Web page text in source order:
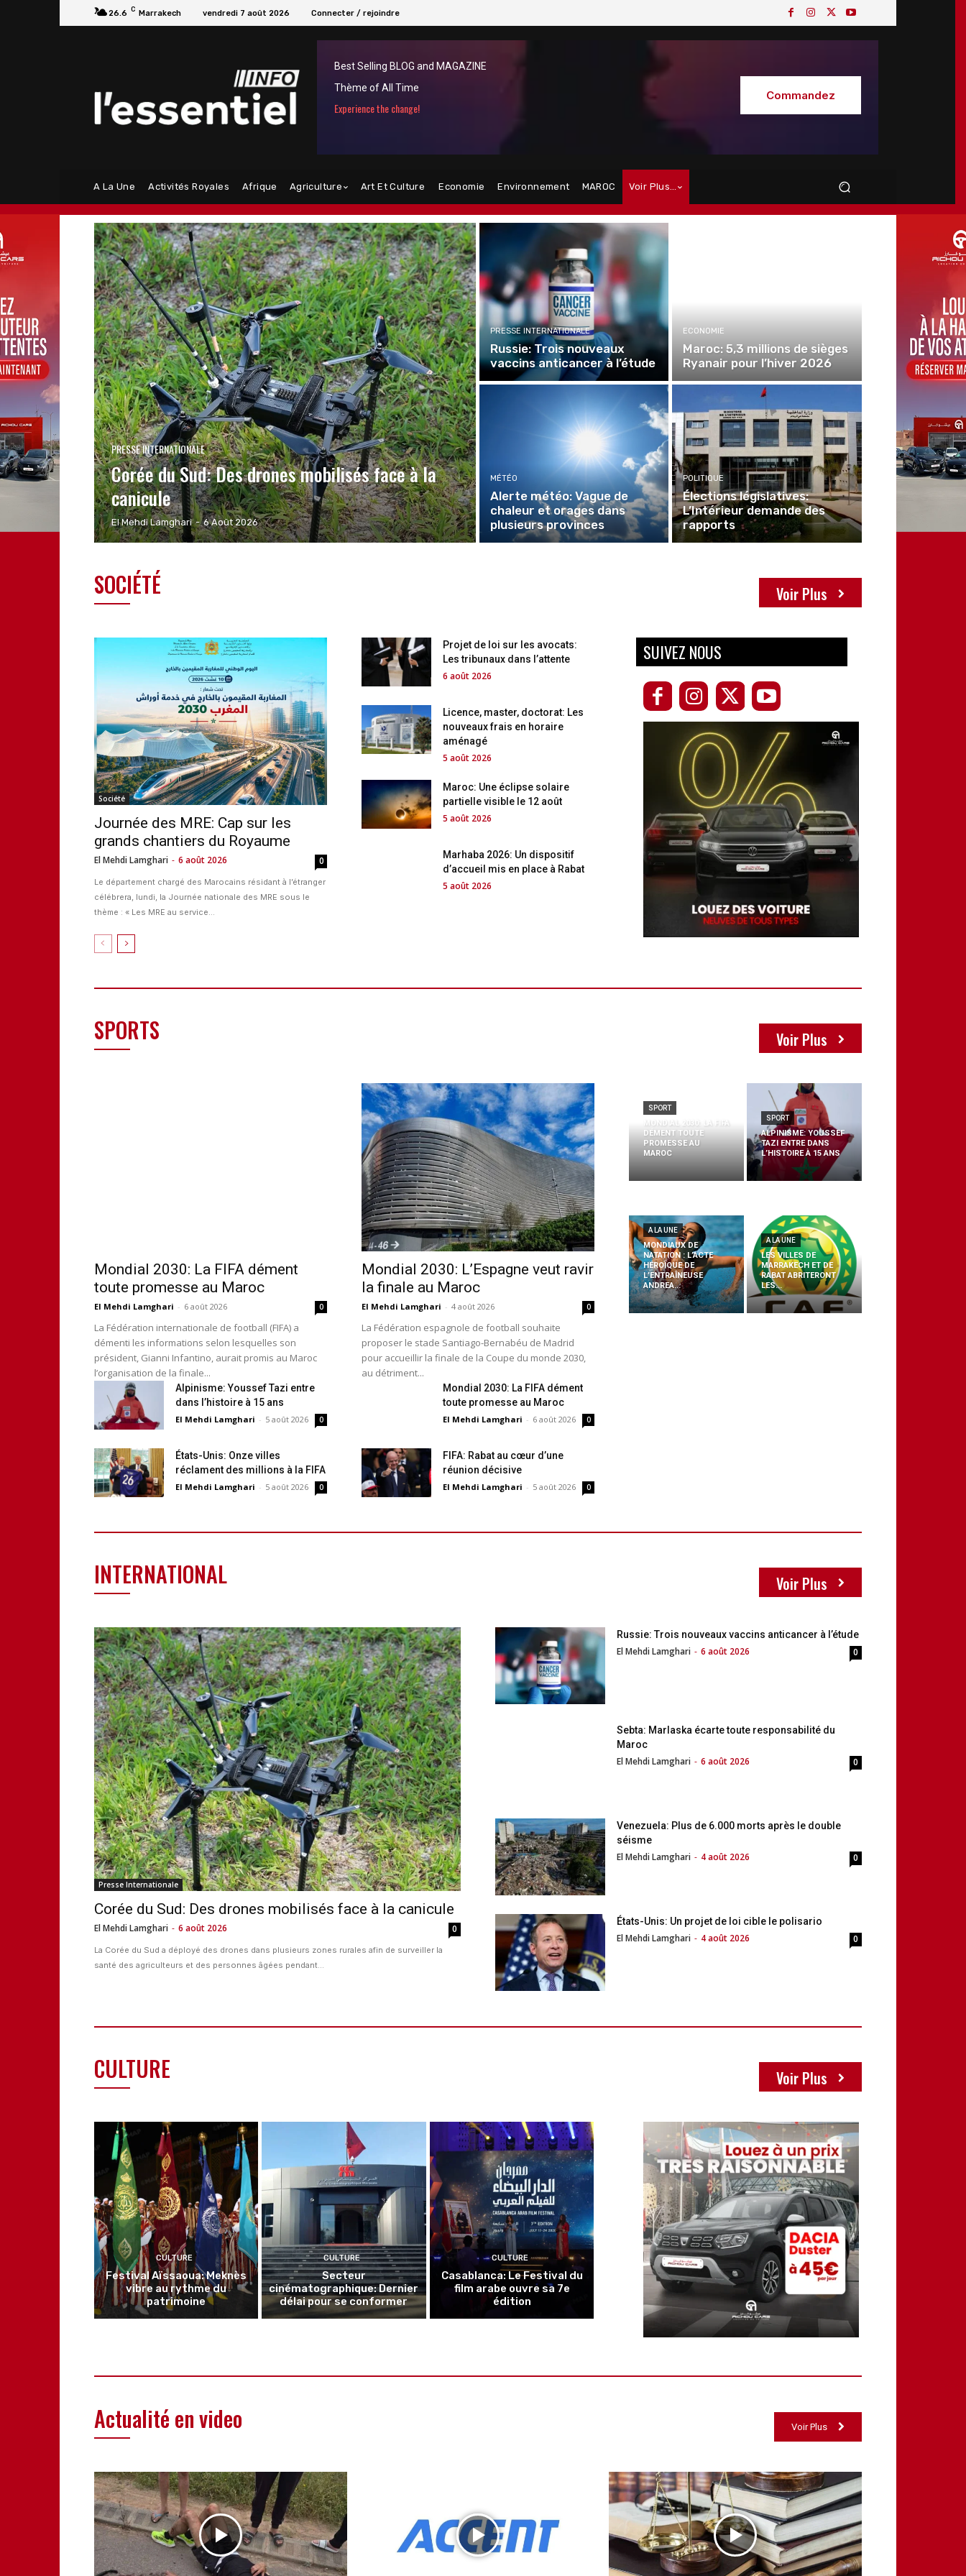
26.6 C Marrakech vendredi 7 août 2026 Connecter / rejoindre
Best Selling BLOG and MAGAZINE
Thème of All Time
Experience the change!
Commandez
A La Une Activités Royales Afrique Agriculture Art Et Culture Economie Environnement MAROC Voir Plus…
PRESSE INTERNATIONALE
Corée du Sud: Des drones mobilisés face à la
canicule
El Mehdi Lamghari - 6 Août 2026
PRESSE INTERNATIONALE
Russie: Trois nouveaux
vaccins anticancer à l’étude
ECONOMIE
Maroc: 5,3 millions de sièges
Ryanair pour l’hiver 2026
MÉTÉO
Alerte météo: Vague de
chaleur et orages dans
plusieurs provinces
POLITIQUE
Élections législatives:
L’Intérieur demande des
rapports
SOCIÉTÉ Voir Plus
Société
Journée des MRE: Cap sur les
grands chantiers du Royaume
El Mehdi Lamghari - 6 août 2026 0
Le département chargé des Marocains résidant à l’étranger
célébrera, lundi, la Journée nationale des MRE sous le
thème : « Les MRE au service...
Projet de loi sur les avocats:
Les tribunaux dans l’attente
6 août 2026
Licence, master, doctorat: Les
nouveaux frais en horaire
aménagé
5 août 2026
Maroc: Une éclipse solaire
partielle visible le 12 août
5 août 2026
Marhaba 2026: Un dispositif
d’accueil mis en place à Rabat
5 août 2026
SUIVEZ NOUS
SPORTS Voir Plus
Mondial 2030: La FIFA dément
toute promesse au Maroc
El Mehdi Lamghari - 6 août 2026 0
La Fédération internationale de football (FIFA) a
démenti les informations selon lesquelles son
président, Gianni Infantino, aurait promis au Maroc
l’organisation de la finale...
Alpinisme: Youssef Tazi entre
dans l’histoire à 15 ans
El Mehdi Lamghari - 5 août 2026 0
États-Unis: Onze villes
réclament des millions à la FIFA
El Mehdi Lamghari - 5 août 2026 0
Mondial 2030: L’Espagne veut ravir
la finale au Maroc
El Mehdi Lamghari - 4 août 2026 0
La Fédération espagnole de football souhaite
proposer le stade Santiago-Bernabéu de Madrid
pour accueillir la finale de la Coupe du monde 2030,
au détriment...
Mondial 2030: La FIFA dément
toute promesse au Maroc
El Mehdi Lamghari - 6 août 2026 0
FIFA: Rabat au cœur d’une
réunion décisive
El Mehdi Lamghari - 5 août 2026 0
SPORT
MONDIAL 2030: LA FIFA
DÉMENT TOUTE
PROMESSE AU
MAROC
SPORT
ALPINISME: YOUSSEF
TAZI ENTRE DANS
L’HISTOIRE À 15 ANS
A LA UNE
MONDIAUX DE
NATATION : L’ACTE
HÉROÏQUE DE
L’ENTRAÎNEUSE
ANDREA...
A LA UNE
LES VILLES DE
MARRAKECH ET DE
RABAT ABRITERONT
LES...
INTERNATIONAL Voir Plus
Presse Internationale
Corée du Sud: Des drones mobilisés face à la canicule
El Mehdi Lamghari - 6 août 2026 0
La Corée du Sud a déployé des drones dans plusieurs zones rurales afin de surveiller la
santé des agriculteurs et des personnes âgées pendant...
Russie: Trois nouveaux vaccins anticancer à l’étude
El Mehdi Lamghari - 6 août 2026 0
Sebta: Marlaska écarte toute responsabilité du
Maroc
El Mehdi Lamghari - 6 août 2026 0
Venezuela: Plus de 6.000 morts après le double
séisme
El Mehdi Lamghari - 4 août 2026 0
États-Unis: Un projet de loi cible le polisario
El Mehdi Lamghari - 4 août 2026 0
CULTURE Voir Plus
CULTURE
Festival Aïssaoua: Meknès
vibre au rythme du
patrimoine
CULTURE
Secteur
cinématographique: Dernier
délai pour se conformer
CULTURE
Casablanca: Le Festival du
film arabe ouvre sa 7e
édition
Actualité en video Voir Plus